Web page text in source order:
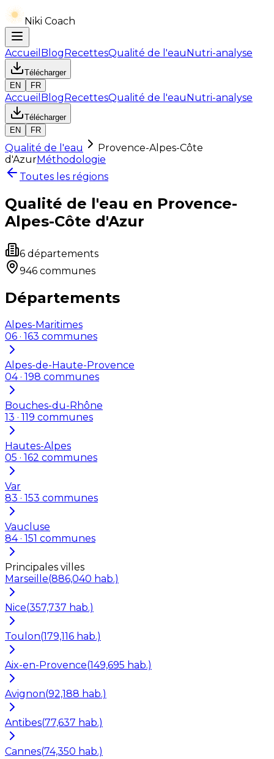
Niki Coach
Accueil BlogRecettesQualité de l'eauNutri-analyse
Télécharger
EN
FR
Accueil BlogRecettesQualité de l'eauNutri-analyse
Télécharger
EN
FR
Qualité de l'eau
Provence-Alpes-Côte
d'AzurMéthodologie
Toutes les régions
Qualité de l'eau en Provence-
Alpes-Côte d'Azur
6 départements
946 communes
Départements
Alpes-Maritimes
06 · 163 communes
Alpes-de-Haute-Provence
04· 198 communes
Bouches-du-Rhône
13 · 119 communes
Hautes-Alpes
05 · 162 communes
Var
83 · 153 communes
Vaucluse
84· 151 communes
Principales villes
Marseille(886,040 hab.)
Nice(357,737 hab.)
Toulon(179,116 hab.)
Aix-en-Provence(149,695 hab.)
Avignon(92,188 hab.)
Antibes(77,637 hab.)
Cannes(74,350 hab.)